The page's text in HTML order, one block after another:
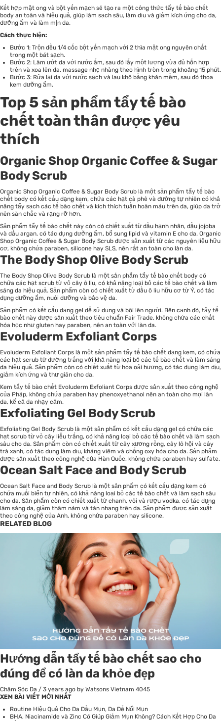
Kết hợp mật ong và bột yến mạch sẽ tạo ra một công thức tẩy tế bào chết
body an toàn và hiệu quả, giúp làm sạch sâu, làm dịu và giảm kích ứng cho da,
dưỡng ẩm và làm mịn da.
Cách thực hiện:
Bước 1: Trộn đều 1/4 cốc bột yến mạch với 2 thìa mật ong nguyên chất
trong một bát sạch.
Bước 2: Làm ướt da với nước ấm, sau đó lấy một lượng vừa đủ hỗn hợp
trên và xoa lên da, massage nhẹ nhàng theo hình tròn trong khoảng 15 phút.
Bước 3: Rửa lại da với nước sạch và lau khô bằng khăn mềm, sau đó thoa
kem dưỡng ẩm.
Top 5 sản phẩm tẩy tế bào
chết toàn thân được yêu
thích
Organic Shop Organic Coffee & Sugar
Body Scrub
Organic Shop Organic Coffee & Sugar Body Scrub là một sản phẩm tẩy tế bào
chết body có kết cấu dạng kem, chứa các hạt cà phê và đường tự nhiên có khả
năng tẩy sạch các tế bào chết và kích thích tuần hoàn máu trên da, giúp da trở
nên săn chắc và rạng rỡ hơn.
Sản phẩm tẩy tế bào chết này còn có chiết xuất từ dầu hạnh nhân, dầu jojoba
và dầu argan, có tác dụng dưỡng ẩm, bổ sung lipid và vitamin E cho da. Organic
Shop Organic Coffee & Sugar Body Scrub được sản xuất từ các nguyên liệu hữu
cơ, không chứa paraben, silicone hay SLS, nên rất an toàn cho làn da.
The Body Shop Olive Body Scrub
The Body Shop Olive Body Scrub là một sản phẩm tẩy tế bào chết body có
chứa các hạt scrub từ vỏ cây ô liu, có khả năng loại bỏ các tế bào chết và làm
sáng da hiệu quả. Sản phẩm còn có chiết xuất từ dầu ô liu hữu cơ từ Ý, có tác
dụng dưỡng ẩm, nuôi dưỡng và bảo vệ da.
Sản phẩm có kết cấu dạng gel dễ sử dụng và bôi lên người. Bên cạnh đó, tẩy tế
bào chết này được sản xuất theo tiêu chuẩn Fair Trade, không chứa các chất
hóa học như gluten hay paraben, nên an toàn với làn da.
Evoluderm Exfoliant Corps
Evoluderm Exfoliant Corps là một sản phẩm tẩy tế bào chết dạng kem, có chứa
các hạt scrub từ đường trắng với khả năng loại bỏ các tế bào chết và làm sáng
da hiệu quả. Sản phẩm còn có chiết xuất từ hoa oải hương, có tác dụng làm dịu,
giảm kích ứng và thư giãn cho da.
Kem tẩy tế bào chết Evoluderm Exfoliant Corps được sản xuất theo công nghệ
của Pháp, không chứa paraben hay phenoxyethanol nên an toàn cho mọi làn
da, kể cả da nhạy cảm.
Exfoliating Gel Body Scrub
Exfoliating Gel Body Scrub là một sản phẩm có kết cấu dạng gel có chứa các
hạt scrub từ vỏ cây liễu trắng, có khả năng loại bỏ các tế bào chết và làm sạch
sâu cho da. Sản phẩm còn có chiết xuất từ cây xương rồng, cây lô hội và cây
trà xanh, có tác dụng làm dịu, kháng viêm và chống oxy hóa cho da. Sản phẩm
được sản xuất theo công nghệ của Hàn Quốc, không chứa paraben hay sulfate.
Ocean Salt Face and Body Scrub
Ocean Salt Face and Body Scrub là một sản phẩm có kết cấu dạng kem có
chứa muối biển tự nhiên, có khả năng loại bỏ các tế bào chết và làm sạch sâu
cho da. Sản phẩm còn có chiết xuất từ chanh, vôi và rượu vodka, có tác dụng
làm sáng da, giảm thâm nám và tàn nhang trên da. Sản phẩm được sản xuất
theo công nghệ của Anh, không chứa paraben hay silicone.
RELATED BLOG
Hướng dẫn tẩy tế bào chết sao cho
đúng để có làn da khỏe đẹp
Chăm Sóc Da / 3 years ago by Watsons Vietnam 4045
XEM BÀI VIẾT MỚI NHẤT
Routine Hiệu Quả Cho Da Dầu Mụn, Da Dễ Nổi Mụn
BHA, Niacinamide và Zinc Có Giúp Giảm Mụn Không? Cách Kết Hợp Cho Da